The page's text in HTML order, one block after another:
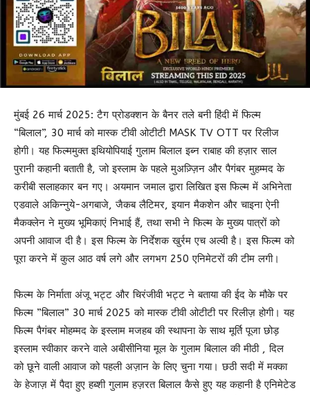
मुंबई 26 मार्च 2025: टैग प्रोडक्शन के बैनर तले बनी हिंदी में फिल्म
“बिलाल”, 30 मार्च को मास्क टीवी ओटीटी MASK TV OTT पर रिलीज
होगी। यह फिल्ममुक्त इथियोपियाई गुलाम बिलाल इब्न राबाह की हज़ार साल
पुरानी कहानी बताती है, जो इस्लाम के पहले मुअज़्ज़िन और पैगंबर मुहम्मद के
करीबी सलाहकार बन गए। अयमान जमाल द्वारा लिखित इस फिल्म में अभिनेता
एडवाले अकिन्नुये-अगबाजे, जैकब लैटिमर, इयान मैकशेन और चाइना ऐनी
मैकक्लेन ने मुख्य भूमिकाएं निभाई हैं, तथा सभी ने फिल्म के मुख्य पात्रों को
अपनी आवाज दी है। इस फिल्म के निर्देशक खुर्रम एच अल्वी है। इस फिल्म को
पूरा करने में कुल आठ वर्ष लगे और लगभग 250 एनिमेटरों की टीम लगी।
फिल्म के निर्माता अंजू भट्ट और चिरंजीवी भट्ट ने बताया की ईद के मौके पर
फिल्म ”बिलाल” 30 मार्च 2025 को मास्क टीवी ओटीटी पर रिलीज़ होगी। यह
फिल्म पैगंबर मोहम्मद के इस्लाम मजहब की स्थापना के साथ मूर्ति पूजा छोड़
इस्लाम स्वीकार करने वाले अबीसीनिया मूल के गुलाम बिलाल की मीठी , दिल
को छूने वाली आवाज को पहली अज़ान के लिए चुना गया। छठी सदी में मक्का
के हेजाज़ में पैदा हुए हब्शी गुलाम हज़रत बिलाल कैसे हुए यह कहानी है एनिमेटेड